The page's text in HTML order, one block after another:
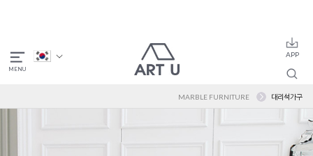
MARBLE FURNITURE 대리석가구